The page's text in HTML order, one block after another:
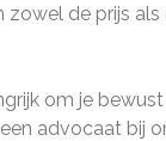
zowel de prijs
om je
advocaat bij